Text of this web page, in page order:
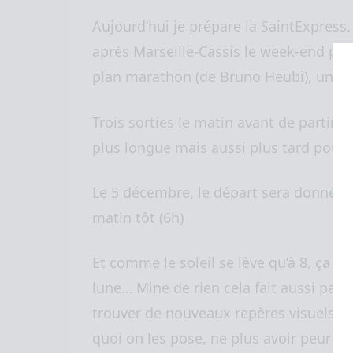
Aujourd’hui je prépare la
après Marseille-Cassis le week-end
plan marathon (de Bruno Heubi), un
Trois sorties le matin avant de partir
plus longue mais aussi plus tard pour
Le 5 décembre, le départ sera donné
matin tôt (6h)
Et comme le soleil se lève qu’à 8, ça
lune… Mine de rien cela fait aussi
trouver de nouveaux repères visuels,
quoi on les pose, ne plus avoir peur du